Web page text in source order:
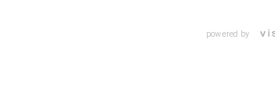
powered by